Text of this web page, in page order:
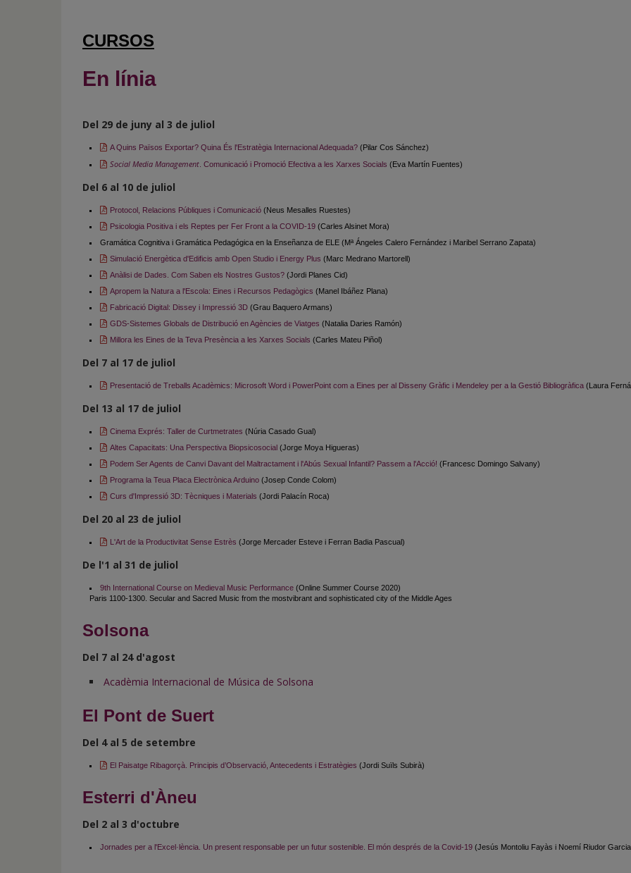
CURSOS
En línia
Del 29 de juny al 3 de juliol
A Quins Països Exportar? Quina És l'Estratègia Internacional Adequada? (Pilar Cos Sánchez)
Social Media Management . Comunicació i Promoció Efectiva a les Xarxes Socials (Eva Martín Fuentes)
Del 6 al 10 de juliol
Protocol, Relacions Públiques i Comunicació (Neus Mesalles Ruestes)
Psicologia Positiva i els Reptes per Fer Front a la COVID-19 (Carles Alsinet Mora)
Gramática Cognitiva i Gramática Pedagógica en la Enseñanza de ELE (Mª Ángeles Calero Fernández i Maribel Serrano Zapata)
Simulació Energètica d'Edificis amb Open Studio i Energy Plus (Marc Medrano Martorell)
Anàlisi de Dades. Com Saben els Nostres Gustos? (Jordi Planes Cid)
Apropem la Natura a l'Escola: Eines i Recursos Pedagògics (Manel Ibáñez Plana)
Fabricació Digital: Dissey i Impressió 3D (Grau Baquero Armans)
GDS-Sistemes Globals de Distribució en Agències de Viatges (Natalia Daries Ramón)
Millora les Eines de la Teva Presència a les Xarxes Socials (Carles Mateu Piñol)
Del 7 al 17 de juliol
Presentació de Treballs Acadèmics: Microsoft Word i PowerPoint com a Eines per al Disseny Gràfic i Mendeley per a la Gestió Bibliogràfica (Laura
Del 13 al 17 de juliol
Cinema Exprés: Taller de Curtmetrates (Núria Casado Gual)
Altes Capacitats: Una Perspectiva Biopsicosocial (Jorge Moya Higueras)
Podem Ser Agents de Canvi Davant del Maltractament i l'Abús Sexual Infantil? Passem a l'Acció! (Francesc Domingo Salvany)
Programa la Teua Placa Electrònica Arduino (Josep Conde Colom)
Curs d'Impressió 3D: Tècniques i Materials (Jordi Palacín Roca)
Del 20 al 23 de juliol
L'Art de la Productivitat Sense Estrès (Jorge Mercader Esteve i Ferran Badia Pascual)
De l'1 al 31 de juliol
9th International Course on Medieval Music Performance (Online Summer Course 2020)
Paris 1100-1300. Secular and Sacred Music from the mostvibrant and sophisticated city of the Middle Ages
Solsona
Del 7 al 24 d'agost
Acadèmia Internacional de Música de Solsona
El Pont de Suert
Del 4 al 5 de setembre
El Paisatge Ribagorçà. Principis d’Observació, Antecedents i Estratègies (Jordi Suïls Subirà)
Esterri d'Àneu
Del 2 al 3 d'octubre
Jornades per a l'Excel·lència. Un present responsable per un futur sostenible. El món després de la Covid-19 (Jesús Montoliu Fayàs i Noemí Riudor